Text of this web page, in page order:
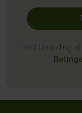
Ved tilmelding